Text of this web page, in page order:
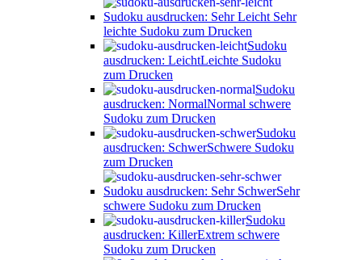
Sudoku ausdrucken: Sehr Leicht Sehr
leichte Sudoku zum Drucken
Sudoku
ausdrucken: LeichtLeichte Sudoku
zum Drucken
Sudoku
ausdrucken: NormalNormal schwere
Sudoku zum Drucken
Sudoku
ausdrucken: SchwerSchwere Sudoku
zum Drucken
Sudoku ausdrucken: Sehr SchwerSehr
schwere Sudoku zum Drucken
Sudoku
ausdrucken: KillerExtrem schwere
Sudoku zum Drucken